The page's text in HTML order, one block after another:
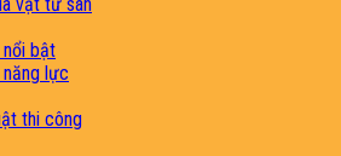
nổi bật
năng lực
thi công